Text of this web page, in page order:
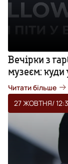
Вечірки з
музеєм: куди
Читати більше
27 ЖОВТНЯ/